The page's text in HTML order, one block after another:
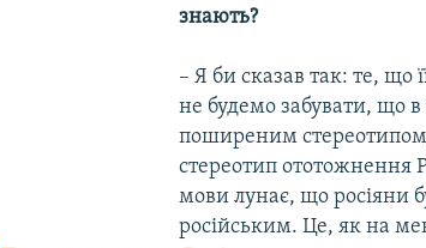
знають?
– Я би сказав так: те, що
не будемо забувати, що
поширеним
стереотип ототожнення
мови лунає, що росіяни
російським. Це, як на